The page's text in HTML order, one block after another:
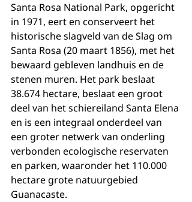
Santa Rosa National Park, opgericht
in 1971, eert en conserveert het
historische slagveld van de Slag om
Santa Rosa (20 maart 1856), met het
bewaard gebleven landhuis en de
stenen muren. Het park beslaat
38.674 hectare, beslaat een groot
deel van het schiereiland Santa Elena
en is een integraal onderdeel van
een groter netwerk van onderling
verbonden ecologische reservaten
en parken, waaronder het 110.000
hectare grote natuurgebied
Guanacaste.